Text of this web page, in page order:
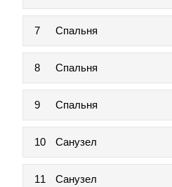
7 Спальня
8 Спальня
9 Спальня
10 Санузел
11 Санузел